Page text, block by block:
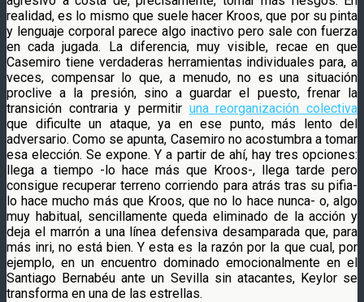
realidad, es lo mismo que suele hacer Kroos, que por su pinta
y lenguaje corporal parece algo inactivo pero sale con fuerza
en cada jugada. La diferencia, muy visible, recae en que
Casemiro tiene verdaderas herramientas individuales para, a
veces, compensar lo que, a menudo, no es una situación
proclive a la presión, sino a guardar el puesto, frenar la
transición contraria y permitir una reorganización colectiva
que dificulte un ataque, ya en ese punto, más lento del
adversario. Como se apunta, Casemiro no acostumbra a tomar
esa elección. Se expone. Y a partir de ahí, hay tres opciones:
llega a tiempo -lo hace más que Kroos-, llega tarde pero
consigue recuperar terreno corriendo para atrás tras su pifia-
lo hace mucho más que Kroos, que no lo hace nunca- o, algo
muy habitual, sencillamente queda eliminado de la acción y
deja el marrón a una línea defensiva desamparada que, para
más inri, no está bien. Y esta es la razón por la que cual, por
ejemplo, en un encuentro dominado emocionalmente en el
Santiago Bernabéu ante un Sevilla sin atacantes, Keylor se
transforma en una de las estrellas.